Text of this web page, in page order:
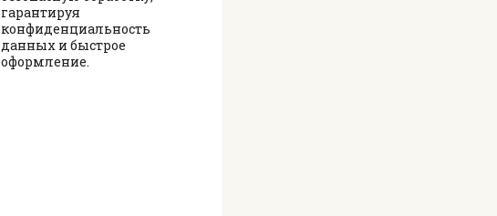
гарантируя
конфиденциальность
данных и быстрое
оформление.